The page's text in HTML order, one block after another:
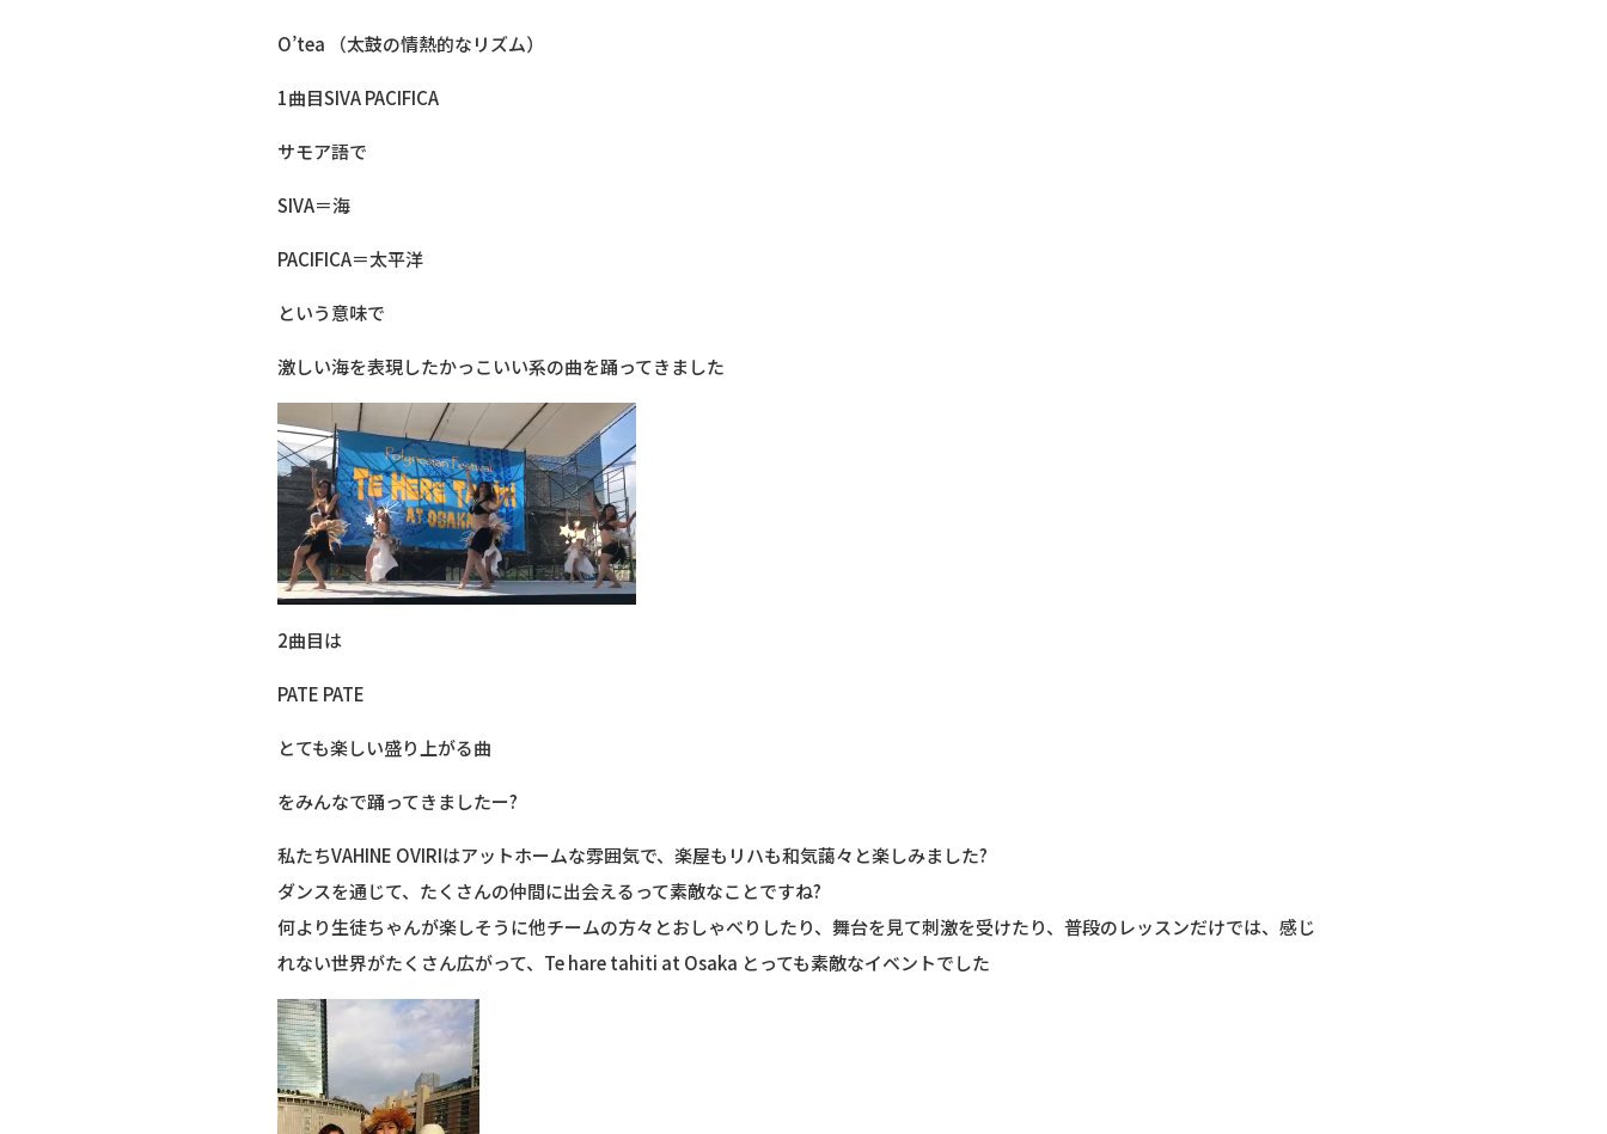
O’tea （太鼓の情熱的なリズム）
1曲目SIVA PACIFICA
サモア語で
SIVA＝海
PACIFICA＝太平洋
という意味で
激しい海を表現したかっこいい系の曲を踊ってきました
2曲目は
PATE PATE
とても楽しい盛り上がる曲
をみんなで踊ってきましたー?
私たちVAHINE OVIRIはアットホームな雰囲気で、楽屋もリハも和気藹々と楽しみました?
ダンスを通じて、たくさんの仲間に出会えるって素敵なことですね?
何より生徒ちゃんが楽しそうに他チームの方々とおしゃべりしたり、舞台を見て刺激を受けたり、普段のレッスンだけでは、感じ
れない世界がたくさん広がって、Te hare tahiti at Osaka とっても素敵なイベントでした